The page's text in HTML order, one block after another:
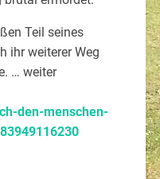
Teil seines
ihr weiterer Weg
… weiter
den-menschen-